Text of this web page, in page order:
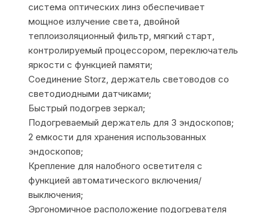
система оптических линз обеспечивает
мощное излучение света, двойной
теплоизоляционный фильтр, мягкий старт,
контролируемый процессором, переключатель
яркости с функцией памяти;
Соединение Storz, держатель световодов со
светодиодными датчиками;
Быстрый подогрев зеркал;
Подогреваемый держатель для 3 эндоскопов;
2 емкости для хранения использованных
эндоскопов;
Крепление для налобного осветителя с
функцией автоматического включения/
выключения;
Эргономичное расположение подогревателя